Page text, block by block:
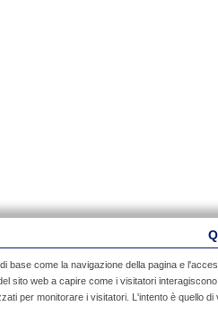
base come la navigazione della pagina e
sito web a capire come i visitatori
per monitorare i visitatori. L'intento è quello